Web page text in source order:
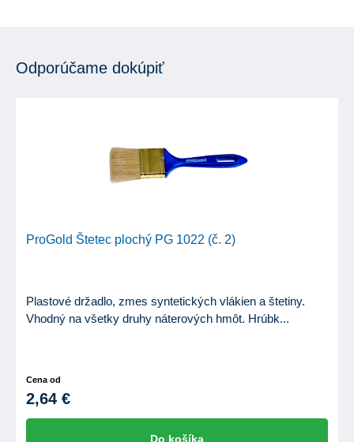
Odporúčame dokúpiť
ProGold Štetec plochý PG 1022 (č. 2)
Plastové držadlo, zmes syntetických vlákien a štetiny.
Vhodný na všetky druhy náterových hmôt. Hrúbk...
Cena od
2,64 €
Do košíka